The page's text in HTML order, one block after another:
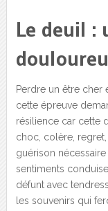
Le deuil :
Perdre un être cher
cette épreuve
résilience car cette
choc, colère, regret,
guérison
sentiments
défunt avec
les souvenirs qui